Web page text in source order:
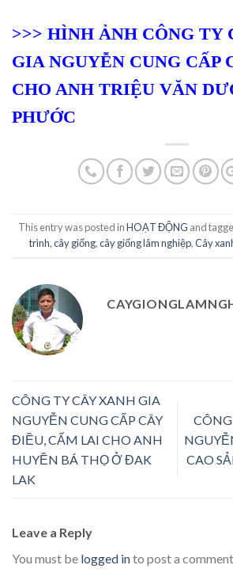
>>> HÌNH ẢNH CÔNG TY
GIA NGUYỄN CUNG CẤP
CHO ANH TRIỆU VĂN
PHƯỚC
This entry was posted inHOẠT ĐỘNG and
trình,cây giống,cây giống lâm nghiệp,Cây
CÔNG TY CÂY XANH GIA
NGUYỄN CUNG CẤP CÂY
ĐIỀU, CẨM LAI CHO ANH
HUYỀN BÁ THỌ Ở ĐAK
LAK
CAO
Leave a Reply
You must be logged into post a